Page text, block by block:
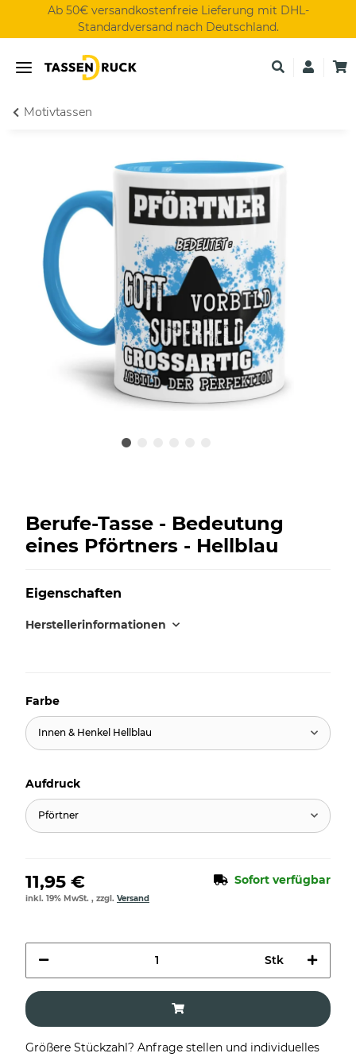
Ab 50€ versandkostenfreie Lieferung mit DHL-
Standardversand nach Deutschland.
Motivtassen
Berufe-Tasse - Bedeutung
eines Pförtners - Hellblau
Eigenschaften
Herstellerinformationen
Farbe
Innen & Henkel Hellblau
Aufdruck
Pförtner
11,95 € Sofort verfügbar
inkl. 19% MwSt. , zzgl. Versand
Stk
Größere Stückzahl? Anfrage stellen und individuelles